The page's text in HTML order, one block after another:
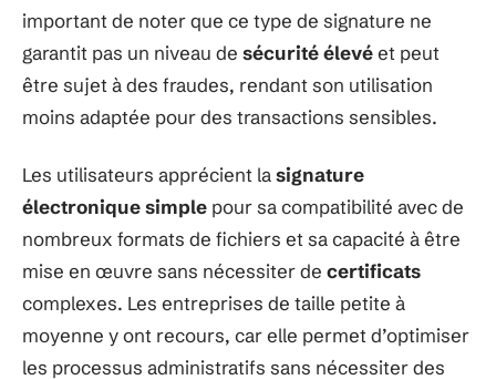
important de noter que ce type de signature ne
garantit pas un niveau de sécurité élevéet peut
être sujet à des fraudes, rendant son utilisation
moins adaptée pour des transactions sensibles.
Les utilisateurs apprécient lasignature
électronique simple pour sa compatibilité avec de
nombreux formats de fichiers et sa capacité à être
mise en œuvre sans nécessiter de certificats
complexes. Les entreprises de taille petite à
moyenne y ont recours, car elle permet d’optimiser
les processus administratifs sans nécessiter des